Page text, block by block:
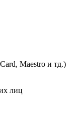
Maestro и тд.)
лиц